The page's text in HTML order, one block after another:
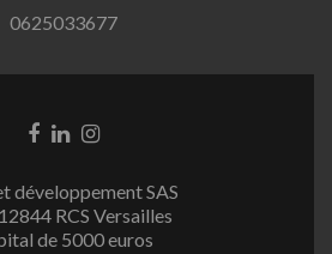
0625033677
LienLienLien
développement SAS
RCS Versailles
de 5000 euros